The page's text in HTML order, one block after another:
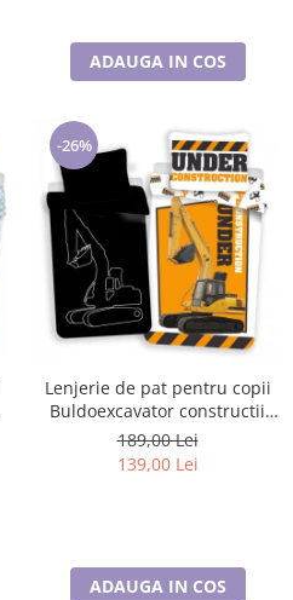
ADAUGA IN COS
-26%
Lenjerie de pat pentru copii
Buldoexcavator constructii
140×200 cm, 70×90 cm,
Disney, 100% bumbac
189,00 Lei
139,00 Lei
ADAUGA IN COS